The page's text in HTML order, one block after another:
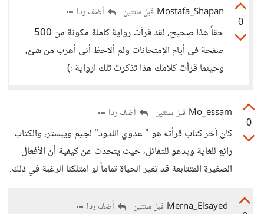
0
Mostafa_Shapan قبل سنتين أضف ردا
حقاً هذا صحيح، لقد قرأت رواية كاملة مكونة من 500
صفحة فى أيام الإمتحانات ولم ألاحظ أنى أهرب من شئ،
وحينما قرأت كلامك هذا تذكرت تلك ارواية :)
0
Mo_essam قبل سنتين أضف ردا
كان آخر كتاب قرأته هو " عدوي اللدود" لجيم ويبستر، والكتاب
رائع للغاية ويدعو للتفائل، حيث يتحدث عن كيفية أن الأفعال
الصغيرة المتتابعة قد تغير الحياة تماماً لو امتلكنا الرغبة في ذلك.
Merna_Elsayed قبل سنتين أضف ردا